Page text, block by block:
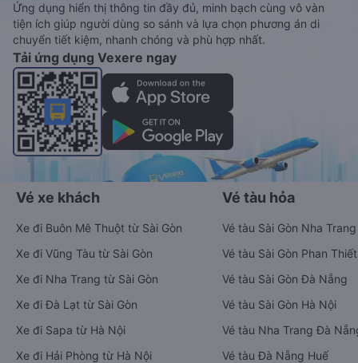
Ứng dụng hiển thị thông tin đầy đủ, minh bạch cùng vô vàn
tiện ích giúp người dùng so sánh và lựa chọn phương án di
chuyển tiết kiệm, nhanh chóng và phù hợp nhất.
Tải ứng dụng Vexere ngay
Vé xe khách
Xe đi Buôn Mê Thuột từ Sài Gòn
Xe đi Vũng Tàu từ Sài Gòn
Xe đi Nha Trang từ Sài Gòn
Xe đi Đà Lạt từ Sài Gòn
Xe đi Sapa từ Hà Nội
Xe đi Hải Phòng từ Hà Nội
Vé tàu hỏa
Vé tàu Sài Gòn Nha Trang
Vé tàu Sài Gòn Phan Thiết
Vé tàu Sài Gòn Đà Nẵng
Vé tàu Sài Gòn Hà Nội
Vé tàu Nha Trang Đà
Vé tàu Đà Nẵng Huế